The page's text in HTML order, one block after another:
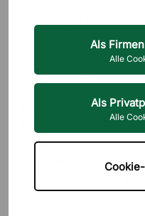
Als
Alle
Als
Alle
Konferenzstühle
Sattelstühle & Sitzbälle
Konferenztisch
Büro-Aufbewahrung
Rollcontainer